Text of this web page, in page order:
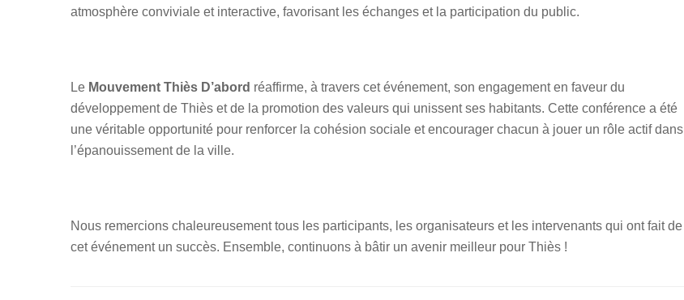
atmosphère conviviale et interactive, favorisant les échanges et la participation du public.
Le Mouvement Thiès D’abord réaffirme, à travers cet événement, son engagement en faveur du
développement de Thiès et de la promotion des valeurs qui unissent ses habitants. Cette conférence a été
une véritable opportunité pour renforcer la cohésion sociale et encourager chacun à jouer un rôle actif dans
l’épanouissement de la ville.
Nous remercions chaleureusement tous les participants, les organisateurs et les intervenants qui ont fait de
cet événement un succès. Ensemble, continuons à bâtir un avenir meilleur pour Thiès !